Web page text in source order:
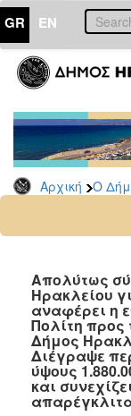
GR EN
Αρχική Ο
ΔΗΜΟΣ
Δελτία
Τύπου
Αρχείο
2026
2024
2022
2021
2020
2019
2018
Απολύτως
Ηρακλείου
αναφέρει η
Πολίτη προς
Δήμος
Διέγραψε
ύψους
και